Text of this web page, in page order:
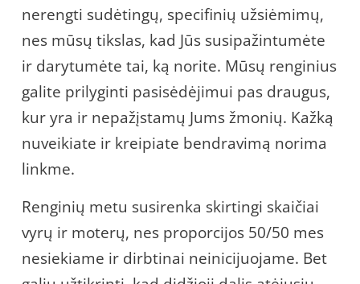
nerengti sudėtingų, specifinių užsiėmimų,
nes mūsų tikslas, kad Jūs susipažintumėte
ir darytumėte tai, ką norite. Mūsų renginius
galite prilyginti pasisėdėjimui pas draugus,
kur yra ir nepažįstamų Jums žmonių. Kažką
nuveikiate ir kreipiate bendravimą norima
linkme.
Renginių metu susirenka skirtingi skaičiai
vyrų ir moterų, nes proporcijos 50/50 mes
nesiekiame ir dirbtinai neinicijuojame. Bet